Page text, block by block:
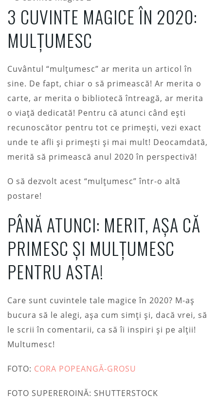
3 CUVINTE MAGICE ÎN 2020:
MULȚUMESC
Cuvântul “mulțumesc” ar merita un articol în
sine. De fapt, chiar o să primească! Ar merita o
carte, ar merita o bibliotecă întreagă, ar merita
o viață dedicată! Pentru că atunci când ești
recunoscător pentru tot ce primești, vezi exact
unde te afli și primești și mai mult! Deocamdată,
merită să primească anul 2020 în perspectivă!
O să dezvolt acest “mulțumesc” într-o altă
postare!
PÂNĂ ATUNCI: MERIT, AȘA CĂ
PRIMESC ȘI MULȚUMESC
PENTRU ASTA!
Care sunt cuvintele tale magice în 2020? M-aș
bucura să le alegi, așa cum simți și, dacă vrei, să
le scrii în comentarii, ca să îi inspiri și pe alții!
Multumesc!
FOTO: CORA POPEANGĂ-GROSU
FOTO SUPEREROINĂ: SHUTTERSTOCK